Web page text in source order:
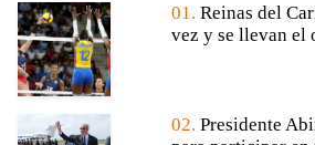
01. Reinas del
vez y se llevan el
02. Presidente